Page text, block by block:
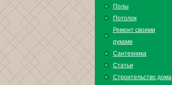
Полы
Потолок
Ремонт своими
руками
Сантехника
Статьи
Строительство дома